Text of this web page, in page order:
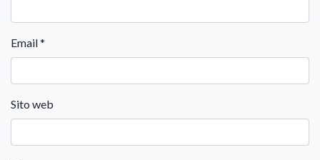
Email*
Sito web